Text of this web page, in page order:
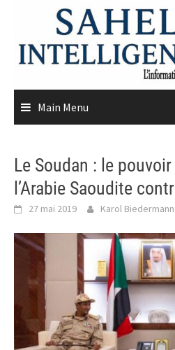
content
Main Menu
Le Soudan : le
l’Arabie Saoudite
27 mai 2019 Karol Biedermann